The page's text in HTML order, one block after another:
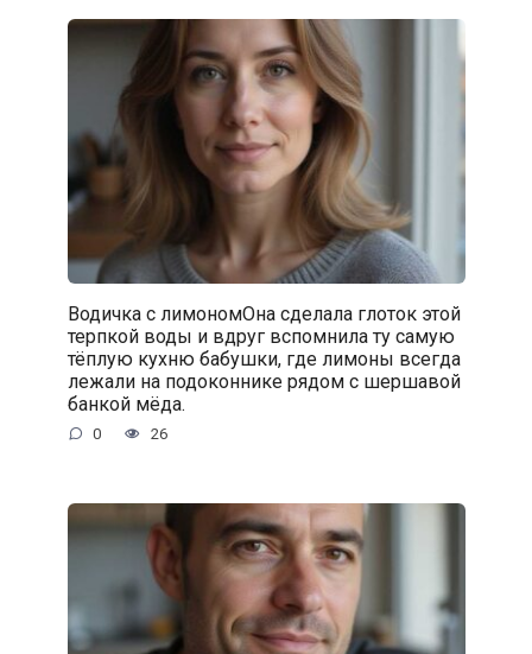
Водичка с лимономОна сделала глоток этой
терпкой воды и вдруг вспомнила ту самую
тёплую кухню бабушки, где лимоны всегда
лежали на подоконнике рядом с шершавой
банкой мёда.
0 26